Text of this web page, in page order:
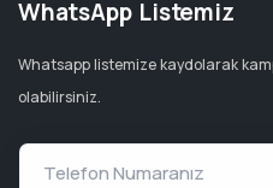
WhatsApp Listemiz
Whatsapp listemize kaydolarak
olabilirsiniz.